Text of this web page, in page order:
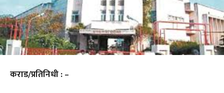
कराड/प्रतिनिधी : –